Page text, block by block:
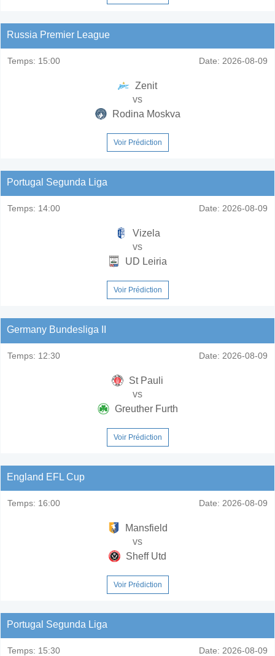
Russia Premier League
Temps: 15:00 Date: 2026-08-09
Zenit
vs
Rodina Moskva
Voir Prédiction
Portugal Segunda Liga
Temps: 14:00 Date: 2026-08-09
Vizela
vs
UD Leiria
Voir Prédiction
Germany Bundesliga II
Temps: 12:30 Date: 2026-08-09
St Pauli
vs
Greuther Furth
Voir Prédiction
England EFL Cup
Temps: 16:00 Date: 2026-08-09
Mansfield
vs
Sheff Utd
Voir Prédiction
Portugal Segunda Liga
Temps: 15:30 Date: 2026-08-09